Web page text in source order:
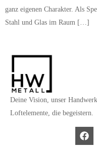
ganz eigenen Charakter. Als
Stahl und Glas im Raum […]
Deine Vision, unser
Loftelemente, die begeistern.